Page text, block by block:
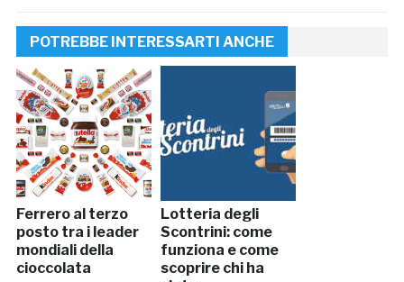
POTREBBE INTERESSARTI ANCHE
Ferrero al terzo
posto tra i leader
mondiali della
cioccolata
Lotteria degli
Scontrini: come
funziona e come
scoprire chi ha